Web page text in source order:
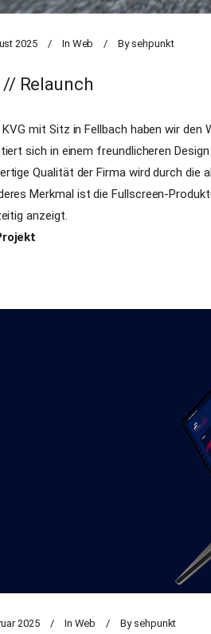
2025 In Web By sehpunkt
// Relaunch
KVG mit Sitz in Fellbach haben wir
sich in einem freundlicheren
Qualität der Firma wird durch die
Merkmal ist die Fullscreen-
anzeigt.
2025 In Web By sehpunkt